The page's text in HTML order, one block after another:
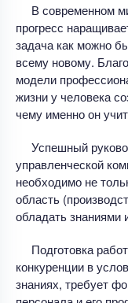
В современном
прогресс
задача как можно
всему новому.
модели
жизни у человека
чему именно он
Успешный
управленческой
необходимо не
область
обладать знаниями
Подготовка
конкуренции в
знаниях, требует